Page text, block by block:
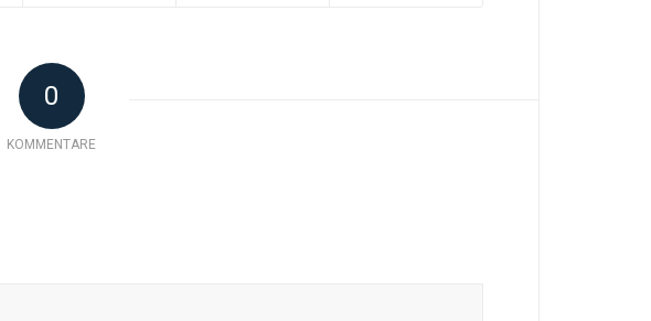
0
KOMMENTARE